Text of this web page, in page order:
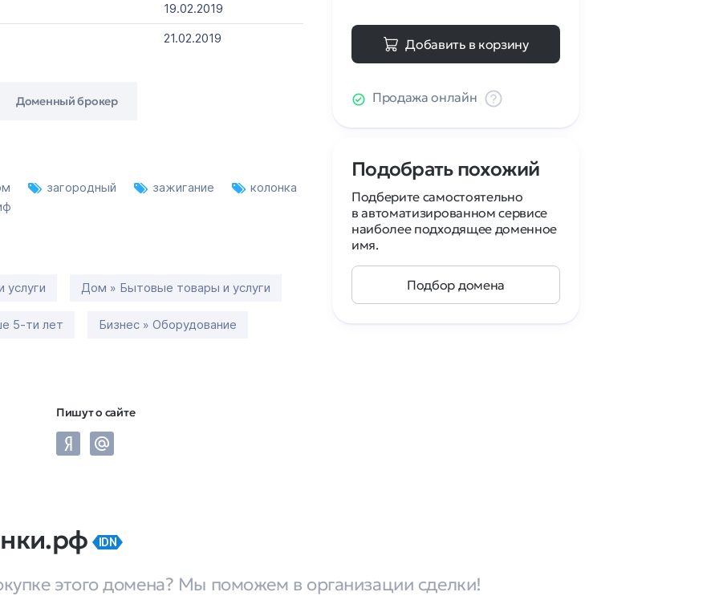
19.02.2019
21.02.2019
Доменный брокер
загородный зажигание
колонка
услуги Дом » Бытовые товары и услуги
5-ти лет Бизнес » Оборудование
Пишут о сайте
Добавить в корзину
Продажа онлайн
Подобрать похожий
Подберите самостоятельно
в автоматизированном сервисе
наиболее подходящее доменное
имя.
Подбор домена
IDN
этого домена? Мы поможем в организации сделки!